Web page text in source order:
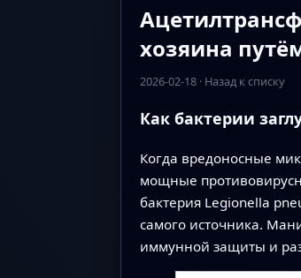
хозяина
2026-02-18· Назад к списку
Как бактерии
Когда вредоносные
мощные
бактерия Legionella
самого источника.
иммунной защиты и